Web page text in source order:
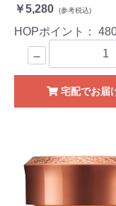
￥5,280
(参考税込)
HOPポイント：
－
宅配でお届